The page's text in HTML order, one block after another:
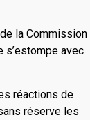
la Commission
avec
réactions de
réserve les